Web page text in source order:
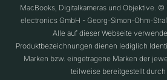
MacBooks, Digitalkameras und Objektive.
electronics GmbH - Georg-Simon-Ohm-
Alle auf dieser Webseite
Produktbezeichnungen dienen lediglich
Marken bzw. eingetragene Marken der
teilweise bereitgestellt durch